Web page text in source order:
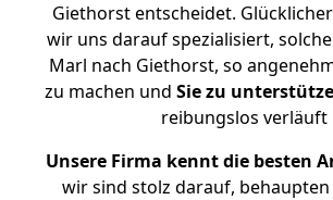
Giethorst entscheidet.
wir uns darauf spezialisiert,
Marl nach Giethorst, so
zu machen und Sie zu
reibungslos verläuft
Unsere Firma kennt die besten
wir sind stolz darauf,